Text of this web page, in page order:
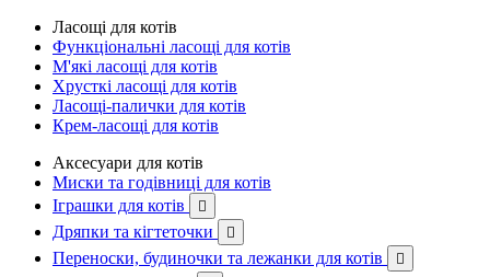
Ласощі для котів
Функціональні ласощі для котів
М'які ласощі для котів
Хрусткі ласощі для котів
Ласощі-палички для котів
Крем-ласощі для котів
Аксесуари для котів
Миски та годівниці для котів
Іграшки для котів

Дряпки та кігтеточки 
Переноски, будиночки та лежанки для котів 